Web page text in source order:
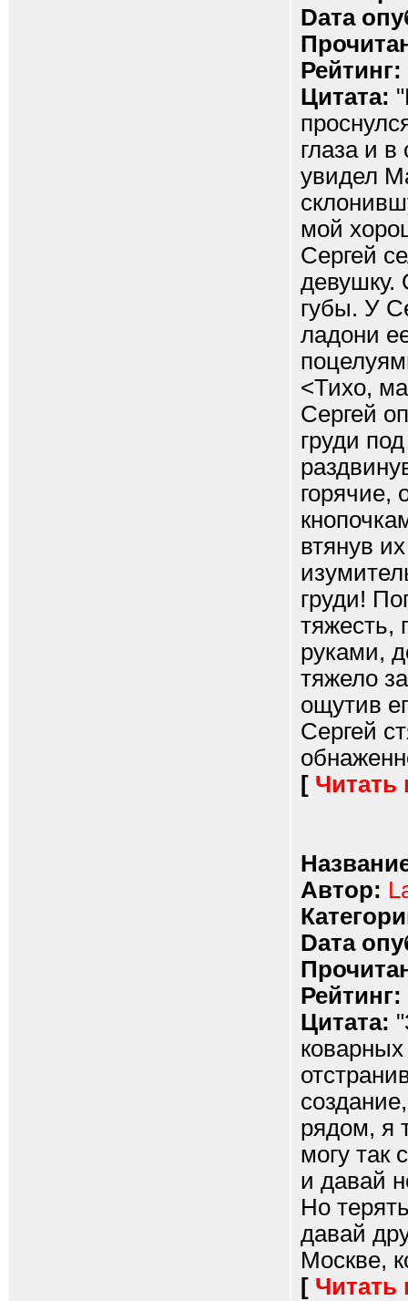
Dата
Рейтинг:
Цитата:
глаза и
увидел
мой
Сергей
девушку.
губы. У
ладони
<Тихо,
Сергей
груди
горячие,
втянув
груди!
тяжесть,
руками,
тяжело
ощутив
Сергей
[ Читать
Автор:
Dата
Рейтинг:
Цитата:
рядом, я
могу так
и давай
Но
давай
Москве,
[ Читать